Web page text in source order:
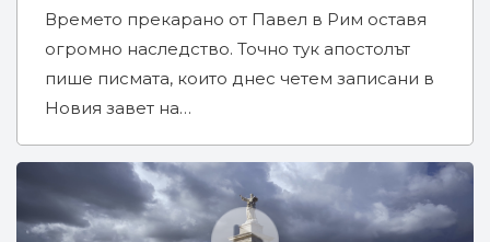
Времето прекарано от Павел в Рим оставя
огромно наследство. Точно тук апостолът
пише писмата, които днес четем записани в
Новия завет на…